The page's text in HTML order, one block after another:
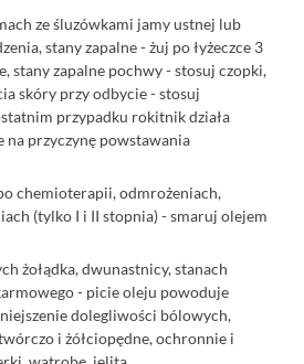
ze śluzówkami jamy ustnej lub
stany zapalne - żuj po łyżeczce 3
stany zapalne pochwy - stosuj czopki,
skóry przy odbycie - stosuj
przypadku rokitnik działa
na przyczynę powstawania
chemioterapii, odmrożeniach,
(tylko I i II stopnia) - smaruj olejem
żołądka, dwunastnicy, stanach
- picie oleju powoduje
dolegliwości bólowych,
i żółciopędne, ochronnie i